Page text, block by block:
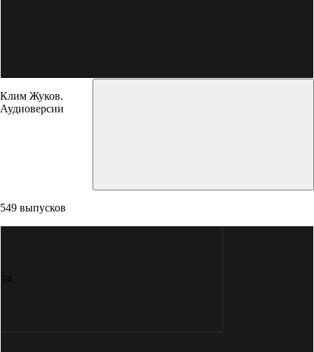
Клим Жуков.
Аудиоверсии
549 выпусков
14